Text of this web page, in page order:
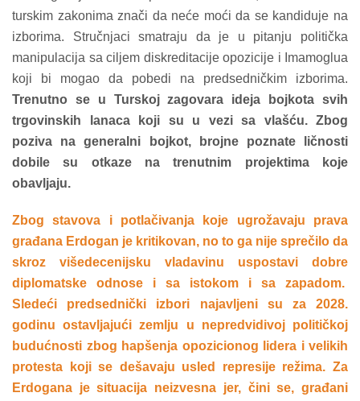
turskim zakonima znači da neće moći da se kandiduje na
izborima. Stručnjaci smatraju da je u pitanju politička
manipulacija sa ciljem diskreditacije opozicije i Imamoglua
koji bi mogao da pobedi na predsedničkim izborima.
Trenutno se u Turskoj zagovara ideja bojkota svih
trgovinskih lanaca koji su u vezi sa vlašću. Zbog
poziva na generalni bojkot, brojne poznate ličnosti
dobile su otkaze na trenutnim projektima koje
obavljaju.
Zbog stavova i potlačivanja koje ugrožavaju prava
građana Erdogan je kritikovan, no to ga nije sprečilo da
skroz višedecenijsku vladavinu uspostavi dobre
diplomatske odnose i sa istokom i sa zapadom.
Sledeći predsednički izbori najavljeni su za 2028.
godinu ostavljajući zemlju u nepredvidivoj političkoj
budućnosti zbog hapšenja opozicionog lidera i velikih
protesta koji se dešavaju usled represije režima. Za
Erdogana je situacija neizvesna jer, čini se, građani